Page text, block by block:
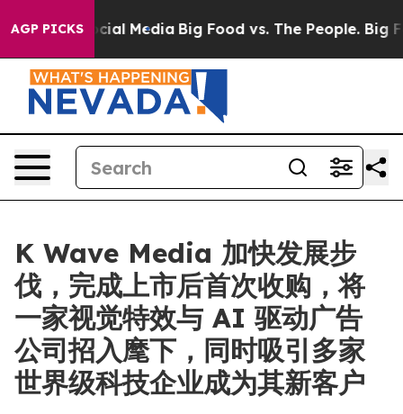
AGP PICKS
on Social Media Big Food vs. The People. Big
K Wave Media 加快发展步
伐，完成上市后首次收购，将
一家视觉特效与 AI 驱动广告
公司招入麾下，同时吸引多家
世界级科技企业成为其新客户